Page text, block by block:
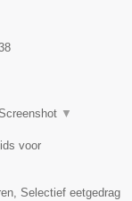
▼
voor
Selectief eetgedrag